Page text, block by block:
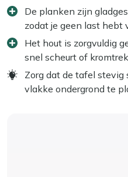
De planken zijn
zodat je geen last hebt
Het hout is zorgvuldig
snel scheurt of
Zorg dat de tafel stevig
vlakke ondergrond te